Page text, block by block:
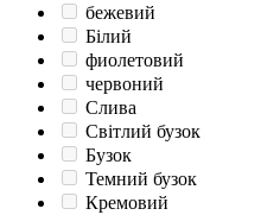
бежевий
Білий
фиолетовий
червоний
Слива
Світлий бузок
Бузок
Темний бузок
Кремовий